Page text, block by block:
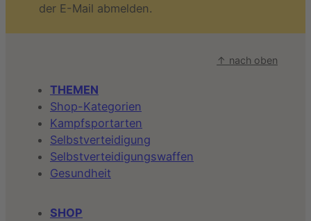
der E-Mail abmelden.
↑ nach oben
THEMEN
Shop-Kategorien
Kampfsportarten
Selbstverteidigung
Selbstverteidigungswaffen
Gesundheit
SHOP